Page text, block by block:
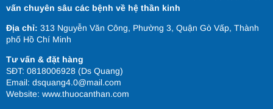
vấn chuyên sâu các bệnh về hệ thần kinh
Địa chỉ: 313 Nguyễn Văn Công, Phường 3, Quận Gò Vấp, Thành
phố Hồ Chí Minh
Tư vấn & đặt hàng
SĐT: 0818006928 (Ds Quang)
Email: dsquang4.0@mail.com
Website: www.thuocanthan.com